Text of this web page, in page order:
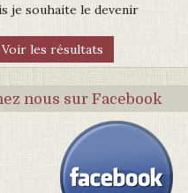
je souhaite le devenir